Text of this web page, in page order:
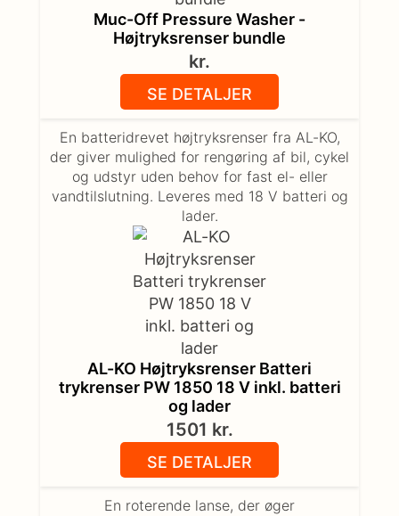
Muc-Off Pressure Washer -
Højtryksrenser bundle
kr.
SE DETALJER
AL-KO Højtryksrenser Batteri
trykrenser PW 1850 18 V inkl. batteri
og lader
En batteridrevet højtryksrenser fra AL-KO,
der giver mulighed for rengøring af bil, cykel
og udstyr uden behov for fast el- eller
vandtilslutning. Leveres med 18 V batteri og
lader.
1501 kr.
SE DETALJER
En roterende lanse, der øger